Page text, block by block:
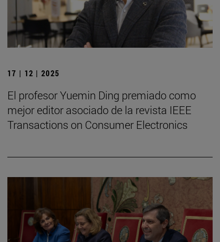
17 | 12 | 2025
El profesor Yuemin Ding premiado como
mejor editor asociado de la revista IEEE
Transactions on Consumer Electronics